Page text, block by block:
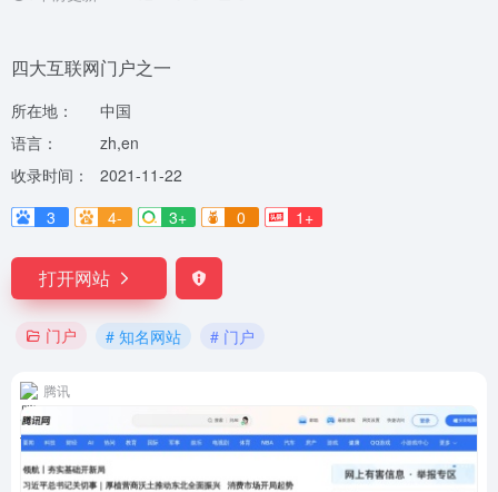
四大互联网门户之一
所在地：
中国
语言：
zh,en
收录时间：
2021-11-22
3
4- 3+ 0 1+
打开网站
门户 # 知名网站 # 门户
腾讯